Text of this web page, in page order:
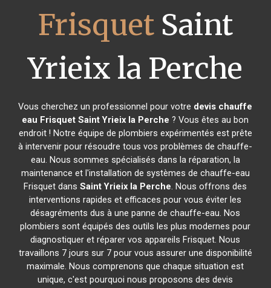
FrisquetSaint
Yrieix la Perche
Vous cherchez un professionnel pour votre devis chauffe
eau Frisquet Saint Yrieix la Perche ? Vous êtes au bon
endroit ! Notre équipe de plombiers expérimentés est prête
à intervenir pour résoudre tous vos problèmes de chauffe-
eau. Nous sommes spécialisés dans la réparation, la
maintenance et l'installation de systèmes de chauffe-eau
Frisquet dansSaint Yrieix la Perche. Nous offrons des
interventions rapides et efficaces pour vous éviter les
désagréments dus à une panne de chauffe-eau. Nos
plombiers sont équipés des outils les plus modernes pour
diagnostiquer et réparer vos appareils Frisquet. Nous
travaillons 7 jours sur 7 pour vous assurer une disponibilité
maximale. Nous comprenons que chaque situation est
unique, c'est pourquoi nous proposons des devis